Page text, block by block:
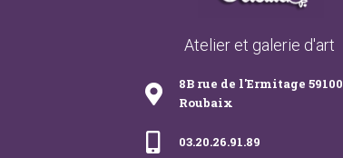
Atelier et galerie d'art
8B rue de l'Ermitage 59100
Roubaix
03.20.26.91.89